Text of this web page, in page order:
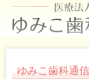
ゆみこ歯科通信